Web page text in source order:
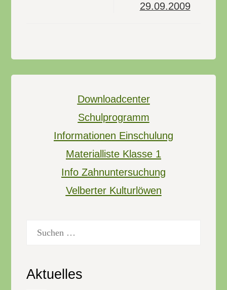
29.09.2009
Downloadcenter
Schulprogramm
Informationen Einschulung
Materialliste Klasse 1
Info Zahnuntersuchung
Velberter Kulturlöwen
nach:
Aktuelles